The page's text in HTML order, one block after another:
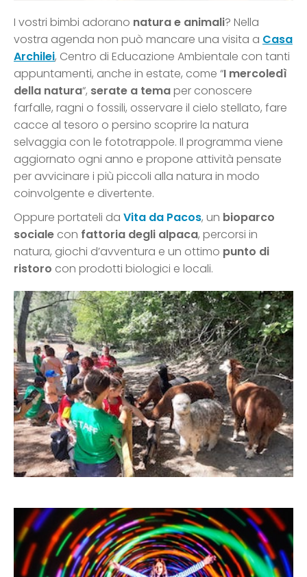
I vostri bimbi adorano natura e animali? Nella
vostra agenda non può mancare una visita a Casa
Archilei, Centro di Educazione Ambientale con tanti
appuntamenti, anche in estate, come “I mercoledì
della natura“, serate a temaper conoscere
farfalle, ragni o fossili, osservare il cielo stellato, fare
cacce al tesoro o persino scoprire la natura
selvaggia con le fototrappole. Il programma viene
aggiornato ogni anno e propone attività pensate
per avvicinare i più piccoli alla natura in modo
coinvolgente e divertente.
Oppure portateli da Vita da Pacos, un bioparco
sociale con fattoria degli alpaca, percorsi in
natura, giochi d’avventura e un ottimo punto di
ristoro con prodotti biologici e locali.